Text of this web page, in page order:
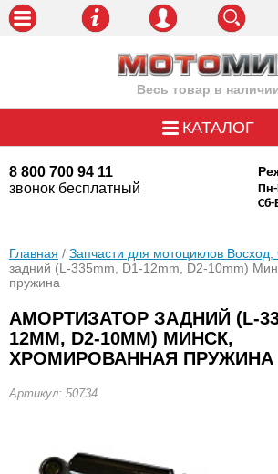
Весь товар в
8 800 700 94 11
звонок бесплатный
Пн-
Сб-
КАТАЛОГ
Главная / Запчасти для мотоциклов Восход,
задний (L-335mm, D1-12mm, D2-10mm)
пружина
АМОРТИЗАТОР ЗАДНИЙ (L-
12MM, D2-10MM) МИНСК,
ХРОМИРОВАННАЯ ПРУЖИНА
Артикул: 50734